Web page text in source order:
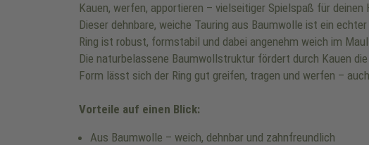
Kauen, werfen, apportieren – vielseitiger Spielspaß für deinen
Dieser dehnbare, weiche Tauring aus Baumwolle ist ein
Ring ist robust, formstabil und dabei angenehm weich im
Die naturbelassene Baumwollstruktur fördert durch Kauen
Form lässt sich der Ring gut greifen, tragen und werfen –
Vorteile auf einen Blick:
Aus Baumwolle – weich, dehnbar und zahnfreundlich